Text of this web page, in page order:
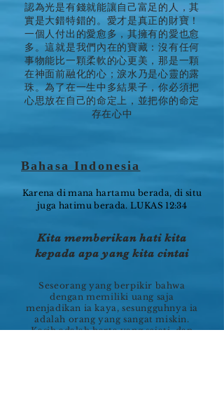
認為光是有錢就能讓自己富足的人，其
實是大錯特錯的。愛才是真正的財寶！
一個人付出的愛愈多，其擁有的愛也愈
多。這就是我們內在的寶藏：沒有任何
事物能比一顆柔軟的心更美，那是一顆
在神面前融化的心；淚水乃是心靈的露
珠。為了在一生中多結果子，你必須把
心思放在自己的命定上，並把你的命定
存在心中
Bahasa Indonesia
Karena di mana hartamu berada, di situ
juga hatimu berada. LUKAS 12:34
Kita memberikan hati kita
kepada apa yang kita cintai
Seseorang yang berpikir bahwa
dengan memiliki uang saja
menjadikan ia kaya, sesungguhnya ia
adalah orang yang sangat miskin.
Kasih adalah harta yang sejati, dan